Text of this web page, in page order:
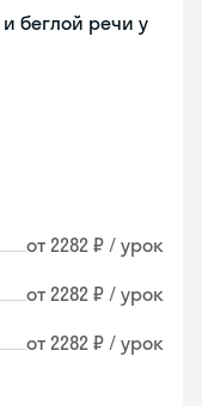
беглой речи у
от 2282 ₽ / урок
от 2282 ₽ / урок
от 2282 ₽ / урок